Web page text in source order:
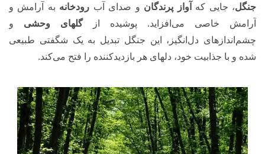
جنگل، جایی که آواز پرندگان و صدای آب رودخانه به آرامش و
آرامش خاصی می‌افزاید. پوشیده ازگلهای وحشی و
چشم‌اندازهای دل‌انگیز، این جنگل تبدیل به یک شگفتی طبیعی
شده و با جذابیت خود، دلهای هر بازدیدکننده را فتح می‌کند.